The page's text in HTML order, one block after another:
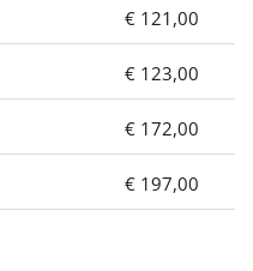
€ 121,00
€ 123,00
€ 172,00
€ 197,00